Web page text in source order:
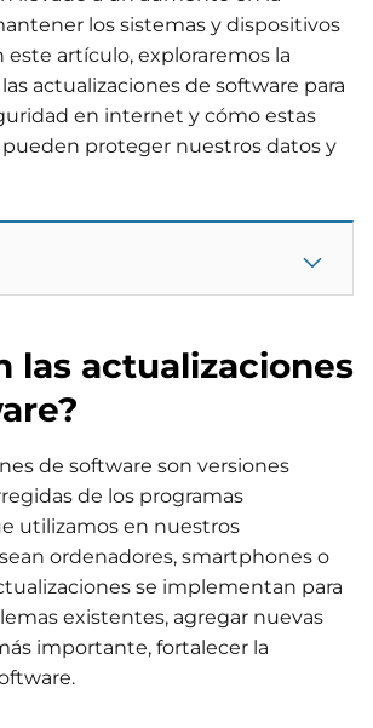
los sistemas y dispositivos
este artículo, exploraremos la
actualizaciones de software para
en internet y cómo estas
pueden proteger nuestros datos y
las actualizaciones
de software son versiones
de los programas
utilizamos en nuestros
ordenadores, smartphones o
se implementan para
existentes, agregar nuevas
importante, fortalecer la